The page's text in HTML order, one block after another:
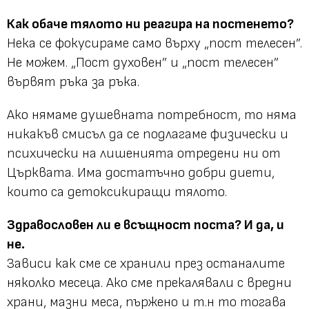
Как обаче тялото ни реагира на постенето?
Нека се фокусираме само върху „пост телесен”.
Не можем. „Пост духовен” и „пост телесен”
вървят ръка за ръка.
Ако нямаме душевната потребност, то няма
никакъв смисъл да се подлагаме физически и
психически на лишенията отредени ни от
Църквата. Има достатъчно добри диети,
които са детоксикиращи тялото.
Здравословен ли е всъщност поста? И да, и
не.
Зависи как сме се хранили през останалите
няколко месеца. Ако сме прекалявали с вредни
храни, мазни меса, пържено и т.н то тогава